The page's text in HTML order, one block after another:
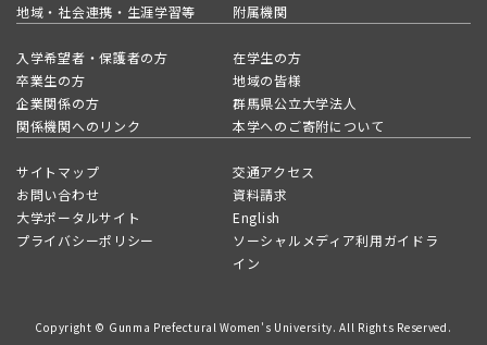
地域・社会連携・生涯学習等
附属機関
入学希望者・保護者の方
在学生の方
卒業生の方
地域の皆様
企業関係の方
群馬県公立大学法人
関係機関へのリンク
本学へのご寄附について
サイトマップ
交通アクセス
お問い合わせ
資料請求
大学ポータルサイト
English
プライバシーポリシー
ソーシャルメディア利用ガイドラ
イン
Copyright © Gunma Prefectural Women's University. All Rights Reserved.